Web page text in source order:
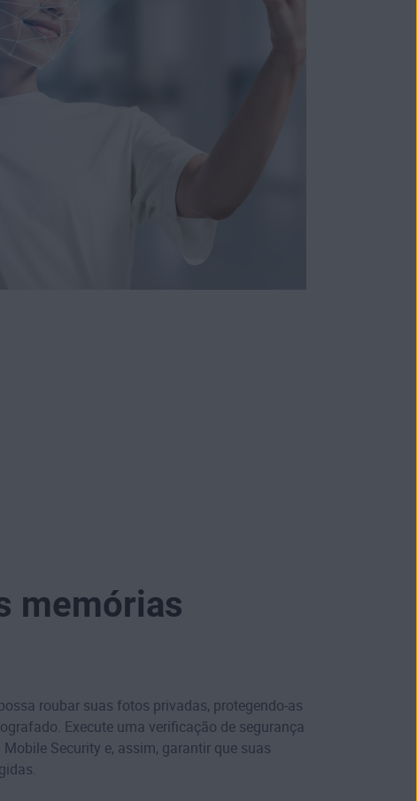
memórias
roubar suas fotos privadas, protegendo-as
Execute uma verificação de segurança
Security e, assim, garantir que suas